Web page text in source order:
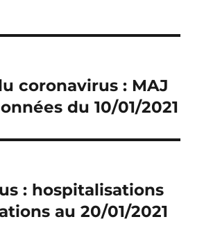
coronavirus : MAJ
du 10/01/2021
: hospitalisations
au 20/01/2021